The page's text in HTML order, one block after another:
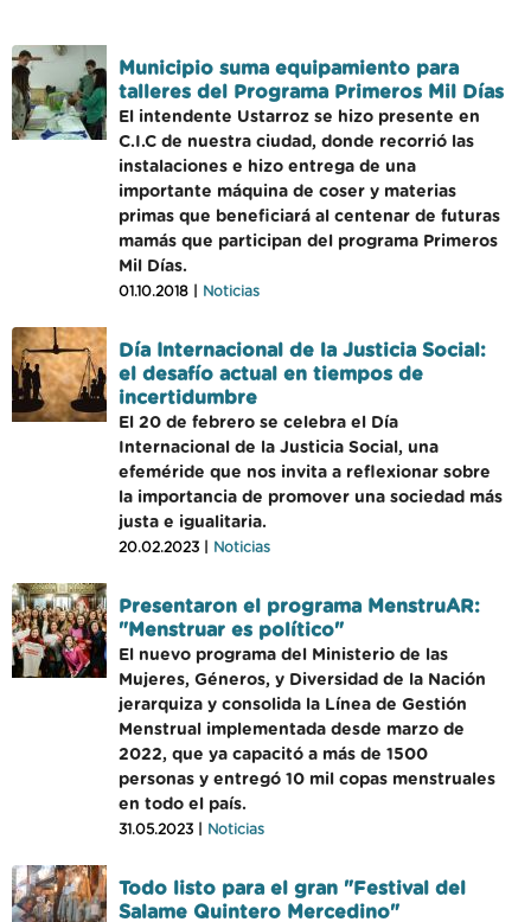
Municipio suma equipamiento para
talleres del Programa Primeros Mil Días
El intendente Ustarroz se hizo presente en
C.I.C de nuestra ciudad, donde recorrió las
instalaciones e hizo entrega de una
importante máquina de coser y materias
primas que beneficiará al centenar de futuras
mamás que participan del programa Primeros
Mil Días.
01.10.2018 | Noticias
Día Internacional de la Justicia Social:
el desafío actual en tiempos de
incertidumbre
El 20 de febrero se celebra el Día
Internacional de la Justicia Social, una
efeméride que nos invita a reflexionar sobre
la importancia de promover una sociedad más
justa e igualitaria.
20.02.2023 | Noticias
Presentaron el programa MenstruAR:
"Menstruar es político"
El nuevo programa del Ministerio de las
Mujeres, Géneros, y Diversidad de la Nación
jerarquiza y consolida la Línea de Gestión
Menstrual implementada desde marzo de
2022, que ya capacitó a más de 1500
personas y entregó 10 mil copas menstruales
en todo el país.
31.05.2023 | Noticias
Todo listo para el gran "Festival del
Salame Quintero Mercedino"